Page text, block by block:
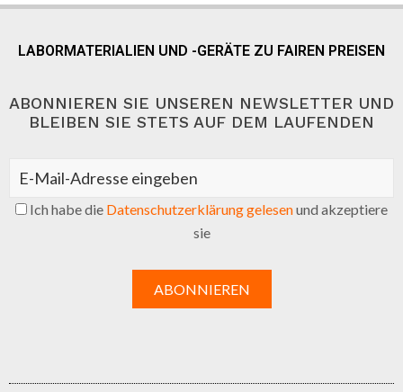
LABORMATERIALIEN UND -GERÄTE ZU FAIREN PREISEN
ABONNIEREN SIE UNSEREN NEWSLETTER UND
BLEIBEN SIE STETS AUF DEM LAUFENDEN
Ich habe die Datenschutzerklärung gelesenund akzeptiere
sie